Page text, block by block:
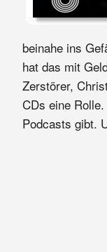
beinahe ins
hat das mit
Zerstörer,
CDs eine
Podcasts gibt.